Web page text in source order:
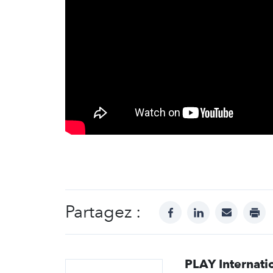
Partagez : facebooklinkedinmail print
PLAY